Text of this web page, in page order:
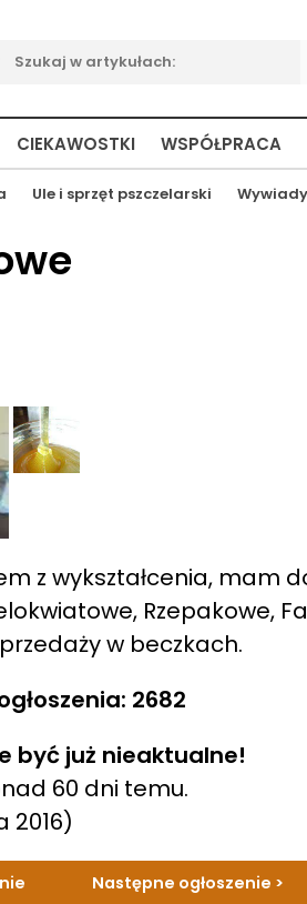
Ule i sprzęt pszczelarski Wywiady
CIEKAWOSTKI WSPÓŁPRACA
z wykształcenia, mam
Rzepakowe,
w beczkach.
2682
być już nieaktualne!
60 dni temu.
2016)
Następne ogłoszenie >